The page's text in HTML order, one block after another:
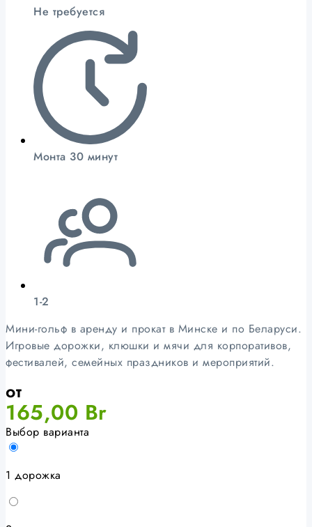
Не требуется
Монта 30 минут
1-2
Мини-гольф в аренду и прокат в Минске и по Беларуси.
Игровые дорожки, клюшки и мячи для корпоративов,
фестивалей, семейных праздников и мероприятий.
от
165,00 Br
Выбор варианта
1 дорожка